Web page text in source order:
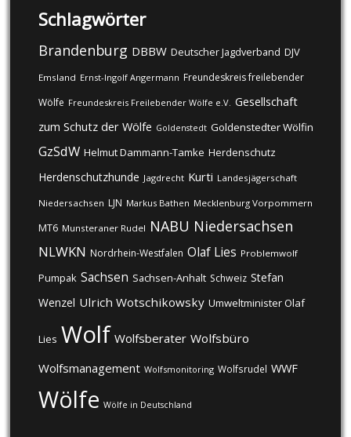
Schlagwörter
Brandenburg DBBW Deutscher Jagdverband DJV
Emsland Ernst-Ingolf Angermann Freundeskreis freilebender
Wölfe Freundeskreis Freilebender Wölfe e.V. Gesellschaft
zum Schutz der Wölfe Goldenstedt Goldenstedter Wölfin
GzSdW Helmut Dammann-Tamke Herdenschutz
Herdenschutzhunde Jagdrecht Kurti Landesjägerschaft
Niedersachsen LJN Markus Bathen Mecklenburg Vorpommern
MT6 Munsteraner Rudel NABU Niedersachsen
NLWKN Nordrhein-Westfalen Olaf Lies Problemwolf
Pumpak Sachsen Sachsen-Anhalt Schweiz Stefan
Wenzel Ulrich Wotschikowsky Umweltminister Olaf
Lies Wolf Wolfsberater Wolfsbüro
Wolfsmanagement Wolfsmonitoring Wolfsrudel WWF
Wölfe Wölfe in Deutschland